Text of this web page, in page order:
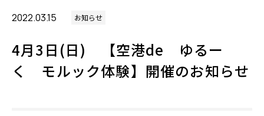
2022.03.15 お知らせ
4月3日(日) 【空港de ゆるー
く モルック体験】開催のお知らせ